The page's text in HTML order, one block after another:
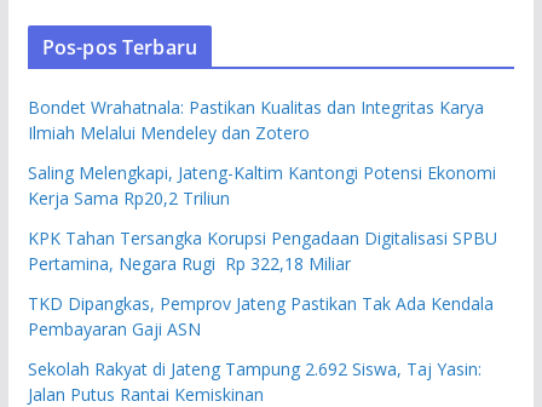
Pos-pos Terbaru
Bondet Wrahatnala: Pastikan Kualitas dan Integritas Karya
Ilmiah Melalui Mendeley dan Zotero
Saling Melengkapi, Jateng-Kaltim Kantongi Potensi Ekonomi
Kerja Sama Rp20,2 Triliun
KPK Tahan Tersangka Korupsi Pengadaan Digitalisasi SPBU
Pertamina, Negara Rugi Rp 322,18 Miliar
TKD Dipangkas, Pemprov Jateng Pastikan Tak Ada Kendala
Pembayaran Gaji ASN
Sekolah Rakyat di Jateng Tampung 2.692 Siswa, Taj Yasin:
Jalan Putus Rantai Kemiskinan